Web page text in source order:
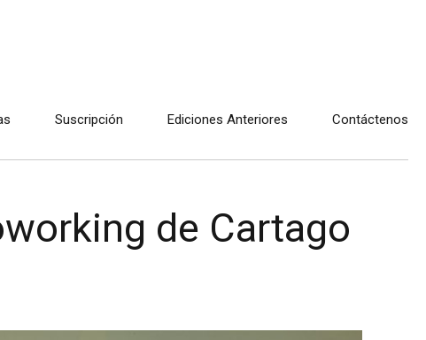
Suscripción Ediciones Anteriores Contáctenos
de Cartago